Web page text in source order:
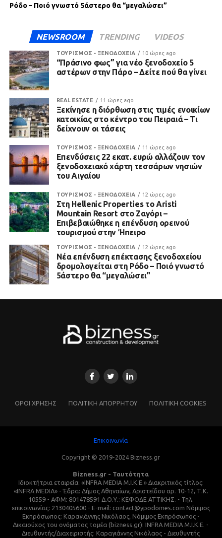
Ρόδο – Ποιό γνωστό 5άστερο θα “μεγαλώσει”
NEWSROOM TRENDING VIDEOS
ΤΟΥΡΙΣΜΟΣ - ΞΕΝΟΔΟΧΕΙΑ 10 ώρες ago
“Πράσινο φως” για νέο ξενοδοχείο 5
αστέρων στην Πάρο – Δείτε πού θα γίνει
REAL ESTATE 11 ώρες ago
Ξεκίνησε η διόρθωση στις τιμές ενοικίων
κατοικίας στο κέντρο του Πειραιά – Τι
δείχνουν οι τάσεις
ΤΟΥΡΙΣΜΟΣ - ΞΕΝΟΔΟΧΕΙΑ 11 ώρες ago
Επενδύσεις 22 εκατ. ευρώ αλλάζουν τον
ξενοδοχειακό χάρτη τεσσάρων νησιών
του Αιγαίου
ΤΟΥΡΙΣΜΟΣ - ΞΕΝΟΔΟΧΕΙΑ 12 ώρες ago
Στη Hellenic Properties το Aristi
Mountain Resort στο Ζαγόρι –
Επιβεβαιώθηκε η επένδυση ορεινού
τουρισμού στην Ήπειρο
ΤΟΥΡΙΣΜΟΣ - ΞΕΝΟΔΟΧΕΙΑ 12 ώρες ago
Νέα επένδυση επέκτασης ξενοδοχείου
δρομολογείται στη Ρόδο – Ποιό γνωστό
5άστερο θα “μεγαλώσει”
ΌΡΟΙ ΧΡΗΣΗΣ ΠΟΛΙΤΙΚΗ ΑΠΟΡΡΗΤΟΥ ΠΟΛΙΤΙΚΗ COOKIES
Επικοινωνία
Copyright © 2019-2024 Bizness.gr
Bizness.gr - Ταυτότητα
Ιδιοκτήτρια εταιρεία: «INFRA MEDIA M.I.K.E.» Διακριτικός τίτλος:
«INFRA MEDIA» - Έδρα: Δήμος Αθηναίων, Αριστείδου αρ. 10-12, Τ.Κ.
10559 - ΑΦΜ: 801478591 Δ.Ο.Υ.: ΚΕΦΟΔΕ ΑΤΤΙΚΗΣ. - Τηλ.
επικοινωνίας: 2130405600 - E-mail: contact@ypodomes.com Νόμιμος
Εκπρόσωπος: Καραγιάννης Νικόλαος, Νόμιμος Εκπρόσωπος -
Δικαιούχος του ονόματος τομέα (bizness.gr): INFRA MEDIA M.I.K.E. -
Διευθυντής/Διαχειριστής: Καραγιάννης Νικόλαος - Διευθυντής